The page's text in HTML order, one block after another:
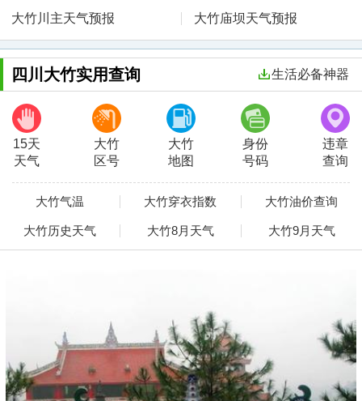
大竹川主天气预报
大竹庙坝天气预报
四川大竹实用查询 生活必备神器
15天
天气
大竹
区号
大竹
地图
身份
号码
违章
查询
大竹气温 大竹穿衣指数 大竹油价查询
大竹历史天气 大竹8月天气 大竹9月天气